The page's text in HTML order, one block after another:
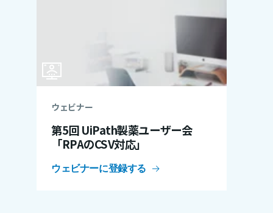
ウェビナー
第5回 UiPath製薬ユーザー会
「RPAのCSV対応」
ウェビナーに登録する